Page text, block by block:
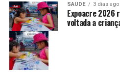
SAÚDE 3 dias ago
Expoacre 2026
voltada a